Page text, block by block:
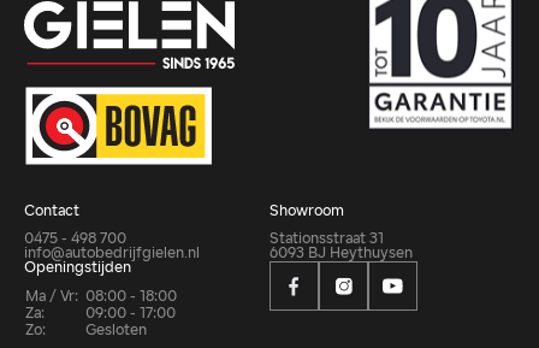
Contact
0475 - 498 700
info@autobedrijfgielen.nl
Showroom
Stationsstraat 31
6093 BJ Heythuysen
Openingstijden
Ma / Vr:
08:00 - 18:00
Za:
09:00 - 17:00
Zo:
Gesloten